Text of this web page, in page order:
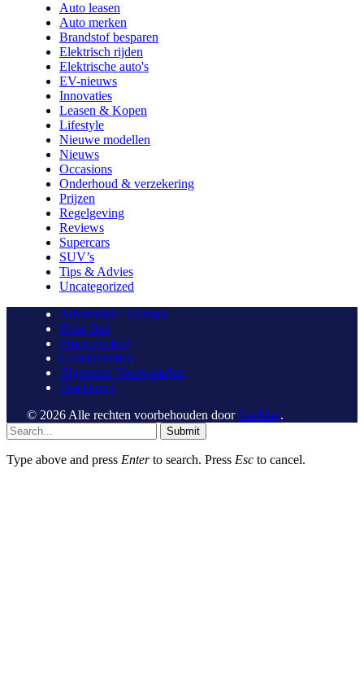
Auto leasen
Auto merken
Brandstof besparen
Elektrisch rijden
Elektrische auto's
EV-nieuws
Innovaties
Leasen & Kopen
Lifestyle
Nieuwe modellen
Nieuws
Occasions
Onderhoud & verzekering
Prijzen
Regelgeving
Reviews
Supercars
SUV’s
Tips & Advies
Uncategorized
Adverteren / Contact
Over Ons
Privacybeleid
Coockiebeleid
Algemene Voorwaarden
Disclaimer
© 2026 Alle rechten voorbehouden doorCarMag.
Submit
Type above and press Enterto search. Press Esc to cancel.